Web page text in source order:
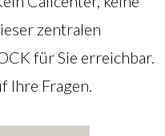
zentralen
für Sie erreichbar.
Ihre Fragen.